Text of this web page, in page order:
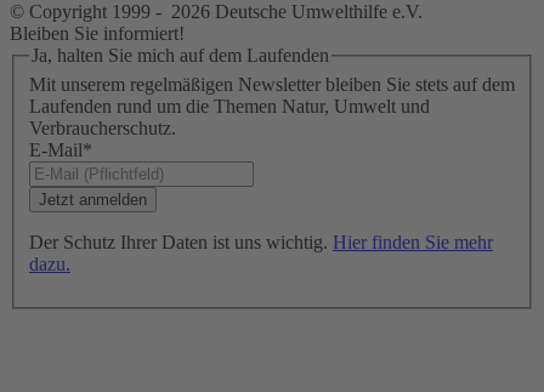
© Copyright 1999 - 2026 Deutsche Umwelthilfe e.V.
Bleiben Sie informiert!
Ja, halten Sie mich auf dem Laufenden
Mit unserem regelmäßigen Newsletter bleiben Sie stets auf dem
Laufenden rund um die Themen Natur, Umwelt und
Verbraucherschutz.
E-Mail*
Der Schutz Ihrer Daten ist uns wichtig. Hier finden Sie mehr
dazu.